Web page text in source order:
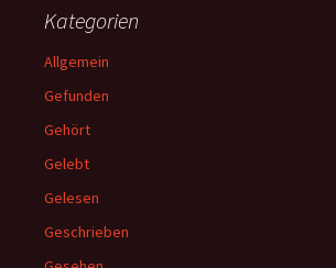
Kategorien
Allgemein
Gefunden
Gehört
Gelebt
Gelesen
Geschrieben